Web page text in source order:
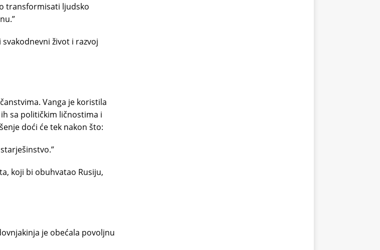
transformisati ljudsko
život i razvoj
Vanga je koristila
ih sa političkim ličnostima i
doći će tek nakon što:
koji bi obuhvatao Rusiju,
je obećala povoljnu